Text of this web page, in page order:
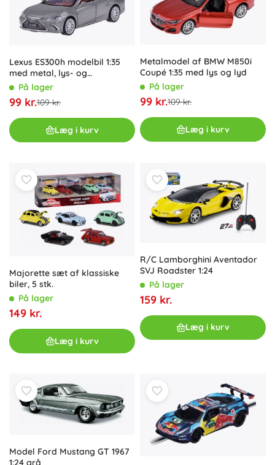
Lexus ES300h modelbil 1:35
med metal, lys- og
lydeffekter
På lager
99 kr.109 kr.
Læg i kurv
Metalmodel af BMW M850i
Coupé 1:35 med lys og lyd
På lager
99 kr.109 kr.
Læg i kurv
Majorette sæt af klassiske
biler, 5 stk.
På lager
149 kr.
Læg i kurv
R/C Lamborghini Aventador
SVJ Roadster 1:24
På lager
159 kr.
Læg i kurv
Model Ford Mustang GT 1967
1:24 grå